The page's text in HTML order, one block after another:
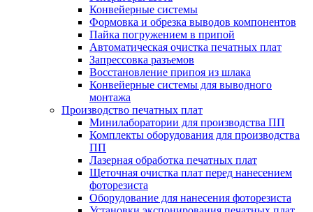
Конвейерные системы
Формовка и обрезка выводов компонентов
Пайка погружением в припой
Автоматическая очистка печатных плат
Запрессовка разъемов
Восстановление припоя из шлака
Конвейерные системы для выводного
монтажа
Производство печатных плат
Минилаборатории для производства ПП
Комплекты оборудования для производства
ПП
Лазерная обработка печатных плат
Щеточная очистка плат перед нанесением
фоторезиста
Оборудование для нанесения фоторезиста